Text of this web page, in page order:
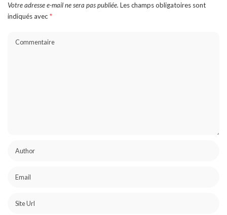
Votre adresse e-mail ne sera pas publiée. Les champs obligatoires sont
indiqués avec *